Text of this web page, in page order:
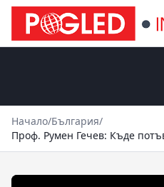
Начало/България/
Проф. Румен Гечев: Къде
българската държава?